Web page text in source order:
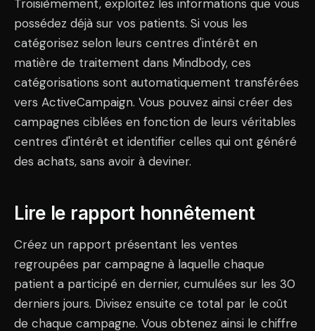
Troisièmement, exploitez les informations que vous
possédez déjà sur vos patients. Si vous les
catégorisez selon leurs centres d'intérêt en
matière de traitement dans Mindbody, ces
catégorisations sont automatiquement transférées
vers ActiveCampaign. Vous pouvez ainsi créer des
campagnes ciblées en fonction de leurs véritables
centres d'intérêt et identifier celles qui ont généré
des achats, sans avoir à deviner.
Lire le rapport honnêtement
Créez un rapport présentant les ventes
regroupées par campagne à laquelle chaque
patient a participé en dernier, cumulées sur les 30
derniers jours. Divisez ensuite ce total par le coût
de chaque campagne. Vous obtenez ainsi le chiffre